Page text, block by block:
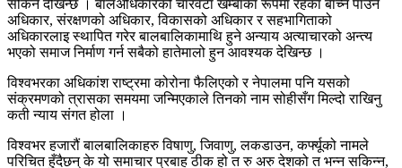
सकिने देखिन्छ । बालअधिकारको चारवटा खम्बाका रूपमा रहेका बाँच्न पाउने
अधिकार, संरक्षणको अधिकार, विकासको अधिकार र सहभागिताको
अधिकारलाइ स्थापित गरेर बालबालिकामाथि हुने अन्याय अत्याचारको अन्त्य
भएको समाज निर्माण गर्न सबैको हातेमालो हुन आवश्यक देखिन्छ ।
विश्वभरका अधिकांश राष्ट्रमा कोरोना फैलिएको र नेपालमा पनि यसको
संक्रमणको त्रासका समयमा जन्मिएकाले तिनको नाम सोहीसँग मिल्दो राखिनु
कती न्याय संगत होला ।
विश्वभर हजारौं बालबालिकाहरु विषाणु, जिवाणु, लकडाउन, कर्फ्यूको नामले
परिचित हुँदैछन् के यो समाचार प्रबाह ठीक हो त रु अरु देशको त भन्न सकिन्न,